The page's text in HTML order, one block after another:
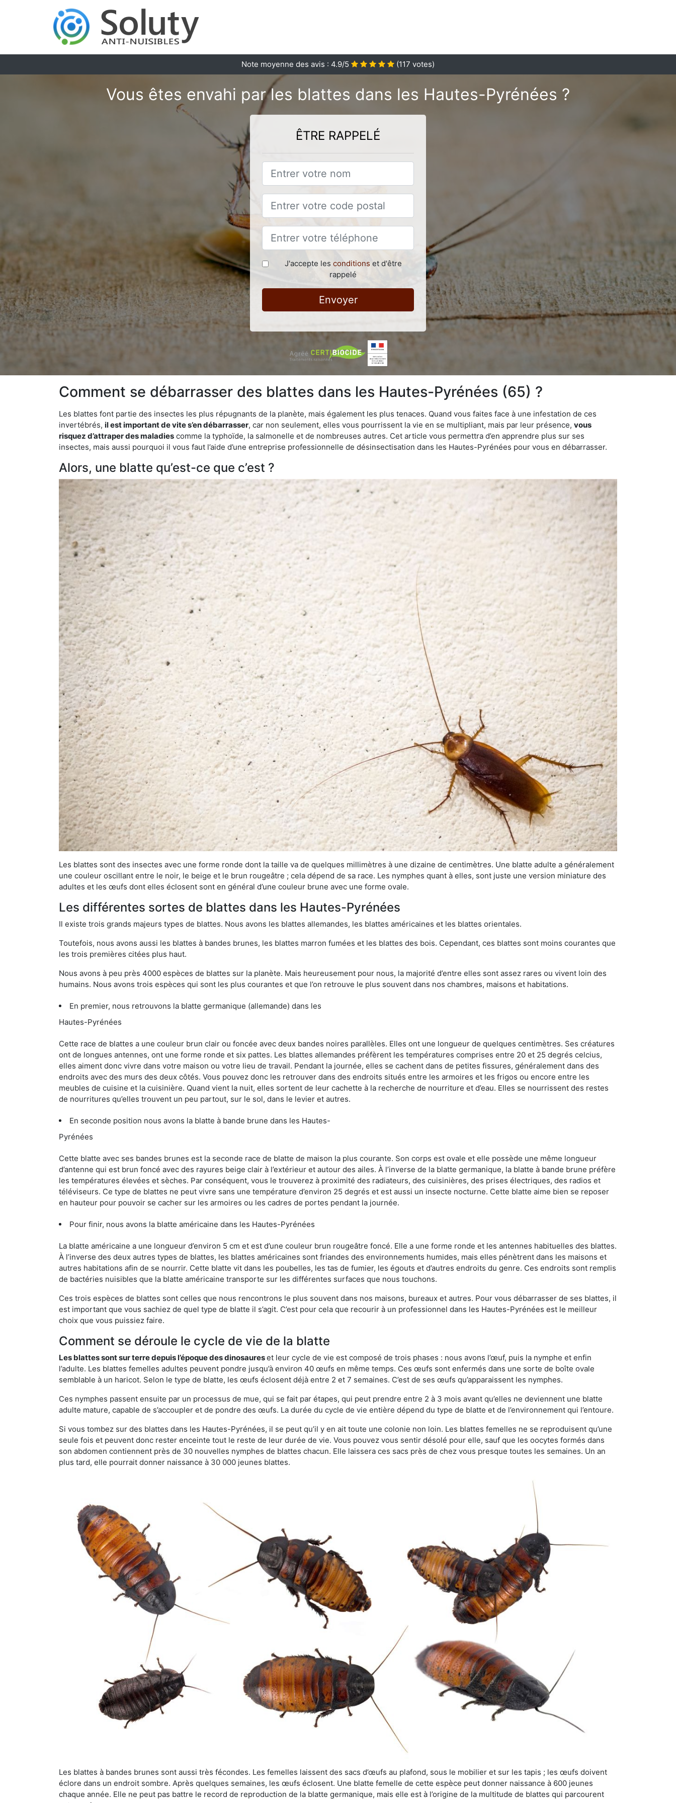
Note moyenne des avis : 4.9/5 (117 votes)
Vous êtes envahi par les blattes dans les Hautes-Pyrénées ?
ÊTRE RAPPELÉ
J'accepte les conditions et d'être
rappelé
Envoyer
Comment se débarrasser des blattes dans les Hautes-Pyrénées (65) ?
Les blattes font partie des insectes les plus répugnants de la planète, mais également les plus tenaces. Quand vous faites face à une infestation de ces
invertébrés, il est important de vite s’en débarrasser, car non seulement, elles vous pourrissent la vie en se multipliant, mais par leur présence, vous
risquez d’attraper des maladies comme la typhoïde, la salmonelle et de nombreuses autres. Cet article vous permettra d’en apprendre plus sur ses
insectes, mais aussi pourquoi il vous faut l’aide d’une entreprise professionnelle de désinsectisation dans les Hautes-Pyrénées pour vous en débarrasser.
Alors, une blatte qu’est-ce que c’est ?
Les blattes sont des insectes avec une forme ronde dont la taille va de quelques millimètres à une dizaine de centimètres. Une blatte adulte a généralement
une couleur oscillant entre le noir, le beige et le brun rougeâtre ; cela dépend de sa race. Les nymphes quant à elles, sont juste une version miniature des
adultes et les œufs dont elles éclosent sont en général d’une couleur brune avec une forme ovale.
Les différentes sortes de blattes dans les Hautes-Pyrénées
Il existe trois grands majeurs types de blattes. Nous avons les blattes allemandes, les blattes américaines et les blattes orientales.
Toutefois, nous avons aussi les blattes à bandes brunes, les blattes marron fumées et les blattes des bois. Cependant, ces blattes sont moins courantes que
les trois premières citées plus haut.
Nous avons à peu près 4000 espèces de blattes sur la planète. Mais heureusement pour nous, la majorité d’entre elles sont assez rares ou vivent loin des
humains. Nous avons trois espèces qui sont les plus courantes et que l’on retrouve le plus souvent dans nos chambres, maisons et habitations.
En premier, nous retrouvons la blatte germanique (allemande) dans les
Hautes-Pyrénées
Cette race de blattes a une couleur brun clair ou foncée avec deux bandes noires parallèles. Elles ont une longueur de quelques centimètres. Ses créatures
ont de longues antennes, ont une forme ronde et six pattes. Les blattes allemandes préfèrent les températures comprises entre 20 et 25 degrés celcius,
elles aiment donc vivre dans votre maison ou votre lieu de travail. Pendant la journée, elles se cachent dans de petites fissures, généralement dans des
endroits avec des murs des deux côtés. Vous pouvez donc les retrouver dans des endroits situés entre les armoires et les frigos ou encore entre les
meubles de cuisine et la cuisinière. Quand vient la nuit, elles sortent de leur cachette à la recherche de nourriture et d’eau. Elles se nourrissent des restes
de nourritures qu’elles trouvent un peu partout, sur le sol, dans le levier et autres.
En seconde position nous avons la blatte à bande brune dans les Hautes-
Pyrénées
Cette blatte avec ses bandes brunes est la seconde race de blatte de maison la plus courante. Son corps est ovale et elle possède une même longueur
d’antenne qui est brun foncé avec des rayures beige clair à l’extérieur et autour des ailes. À l’inverse de la blatte germanique, la blatte à bande brune préfère
les températures élevées et sèches. Par conséquent, vous le trouverez à proximité des radiateurs, des cuisinières, des prises électriques, des radios et
téléviseurs. Ce type de blattes ne peut vivre sans une température d’environ 25 degrés et est aussi un insecte nocturne. Cette blatte aime bien se reposer
en hauteur pour pouvoir se cacher sur les armoires ou les cadres de portes pendant la journée.
Pour finir, nous avons la blatte américaine dans les Hautes-Pyrénées
La blatte américaine a une longueur d’environ 5 cm et est d’une couleur brun rougeâtre foncé. Elle a une forme ronde et les antennes habituelles des blattes.
À l’inverse des deux autres types de blattes, les blattes américaines sont friandes des environnements humides, mais elles pénètrent dans les maisons et
autres habitations afin de se nourrir. Cette blatte vit dans les poubelles, les tas de fumier, les égouts et d’autres endroits du genre. Ces endroits sont remplis
de bactéries nuisibles que la blatte américaine transporte sur les différentes surfaces que nous touchons.
Ces trois espèces de blattes sont celles que nous rencontrons le plus souvent dans nos maisons, bureaux et autres. Pour vous débarrasser de ses blattes, il
est important que vous sachiez de quel type de blatte il s’agit. C’est pour cela que recourir à un professionnel dans les Hautes-Pyrénées est le meilleur
choix que vous puissiez faire.
Comment se déroule le cycle de vie de la blatte
Les blattes sont sur terre depuis l’époque des dinosaureset leur cycle de vie est composé de trois phases : nous avons l’œuf, puis la nymphe et enfin
l’adulte. Les blattes femelles adultes peuvent pondre jusqu’à environ 40 œufs en même temps. Ces œufs sont enfermés dans une sorte de boîte ovale
semblable à un haricot. Selon le type de blatte, les œufs éclosent déjà entre 2 et 7 semaines. C’est de ses œufs qu’apparaissent les nymphes.
Ces nymphes passent ensuite par un processus de mue, qui se fait par étapes, qui peut prendre entre 2 à 3 mois avant qu’elles ne deviennent une blatte
adulte mature, capable de s’accoupler et de pondre des œufs. La durée du cycle de vie entière dépend du type de blatte et de l’environnement qui l’entoure.
Si vous tombez sur des blattes dans les Hautes-Pyrénées, il se peut qu’il y en ait toute une colonie non loin. Les blattes femelles ne se reproduisent qu’une
seule fois et peuvent donc rester enceinte tout le reste de leur durée de vie. Vous pouvez vous sentir désolé pour elle, sauf que les oocytes formés dans
son abdomen contiennent près de 30 nouvelles nymphes de blattes chacun. Elle laissera ces sacs près de chez vous presque toutes les semaines. Un an
plus tard, elle pourrait donner naissance à 30 000 jeunes blattes.
Les blattes à bandes brunes sont aussi très fécondes. Les femelles laissent des sacs d’œufs au plafond, sous le mobilier et sur les tapis ; les œufs doivent
éclore dans un endroit sombre. Après quelques semaines, les œufs éclosent. Une blatte femelle de cette espèce peut donner naissance à 600 jeunes
chaque année. Elle ne peut pas battre le record de reproduction de la blatte germanique, mais elle est à l’origine de la multitude de blattes qui parcourent